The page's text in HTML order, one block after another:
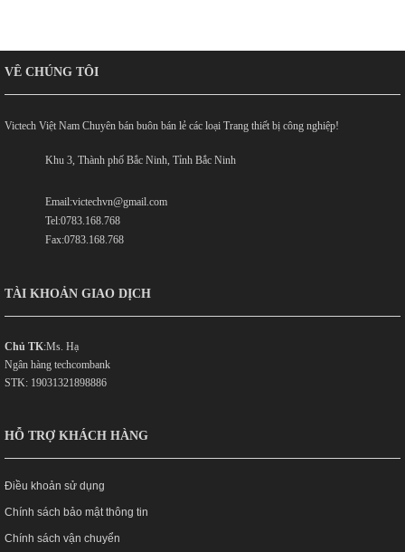
VỀ CHÚNG TÔI
Victech Việt Nam Chuyên bán buôn bán lẻ các loại Trang thiết bị công nghiệp!
Khu 3, Thành phố Bắc Ninh, Tỉnh Bắc Ninh
Email:victechvn@gmail.com
Tel:0783.168.768
Fax:0783.168.768
TÀI KHOẢN GIAO DỊCH
Chủ TK:Ms. Hạ
Ngân hàng techcombank
STK: 19031321898886
HỖ TRỢ KHÁCH HÀNG
Điều khoản sử dụng
Chính sách bảo mật thông tin
Chính sách vận chuyển